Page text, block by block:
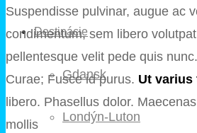
Destinácie
Gdansk
Londýn-Luton
Suspendisse pulvinar, augue ac
condimentum, sem libero
pellentesque velit pede quis
Curae; Fusce id purus. Ut
libero. Phasellus dolor.
mollis